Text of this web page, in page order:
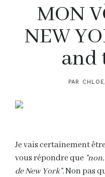
MON
NEW
and
PAR
Je vais certainement
vous répondre que
de New York".Non pas